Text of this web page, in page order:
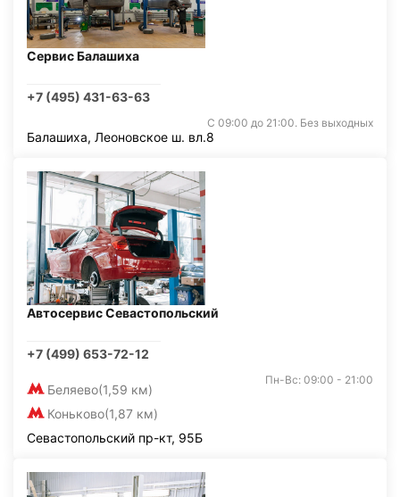
Сервис Балашиха
+7 (495) 431-63-63
С 09:00 до 21:00. Без выходных
Балашиха, Леоновское ш. вл.8
Автосервис Севастопольский
+7 (499) 653-72-12
Беляево(1,59 км)
Коньково(1,87 км)
Пн-Вс: 09:00 - 21:00
Севастопольский пр-кт, 95Б